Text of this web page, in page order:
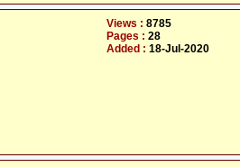
Views : 8785
Pages : 28
Added : 18-Jul-2020